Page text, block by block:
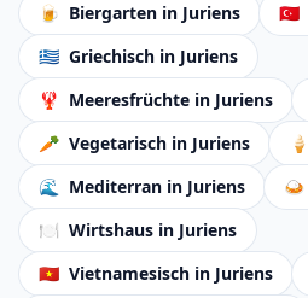
🍺 Biergarten in Juriens 🇹🇷
🇬🇷 Griechisch in Juriens
🦞 Meeresfrüchte in Juriens
🥕 Vegetarisch in Juriens 🍦
🌊
Mediterran in Juriens 🍛
🍽️ Wirtshaus in Juriens
🇻🇳 Vietnamesisch in Juriens